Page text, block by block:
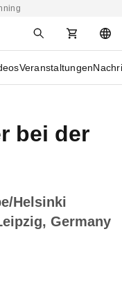
Veranstaltungen
bei der
Helsinki
Germany